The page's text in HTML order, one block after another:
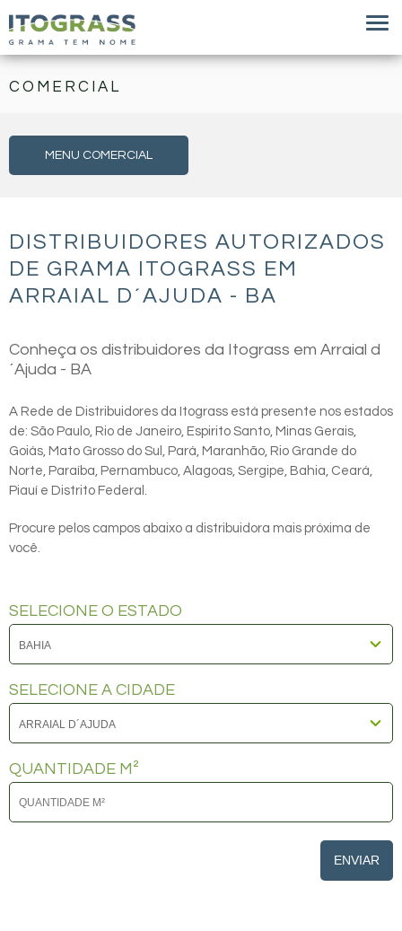
COMERCIAL
MENU COMERCIAL
DISTRIBUIDORES AUTORIZADOS
DE GRAMA ITOGRASS EM
ARRAIAL D´AJUDA - BA
Conheça os distribuidores da Itograss em Arraial d
´Ajuda - BA
A Rede de Distribuidores da Itograss está presente nos estados
de: São Paulo, Rio de Janeiro, Espirito Santo, Minas Gerais,
Goiás, Mato Grosso do Sul, Pará, Maranhão, Rio Grande do
Norte, Paraíba, Pernambuco, Alagoas, Sergipe, Bahia, Ceará,
Piauí e Distrito Federal.
Procure pelos campos abaixo a distribuidora mais próxima de
você.
SELECIONE O ESTADO
SELECIONE A CIDADE
QUANTIDADE M²
ENVIAR